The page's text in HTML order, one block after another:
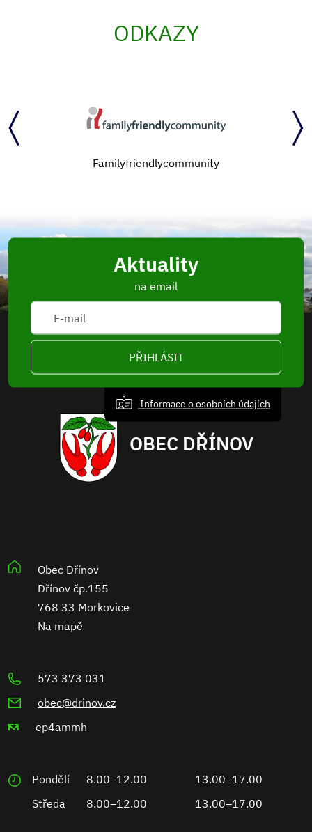
ODKAZY
Familyfriendlycommunity
Aktuality
na email
PŘIHLÁSIT
Informace o osobních údajích
OBEC DŘÍNOV
Obec Dřínov
Dřínov čp.155
768 33 Morkovice
Na mapě
573 373 031
obec@drinov.cz
ep4ammh
Pondělí 8.00–12.00
13.00–17.00
Středa
8.00–12.00 13.00–17.00